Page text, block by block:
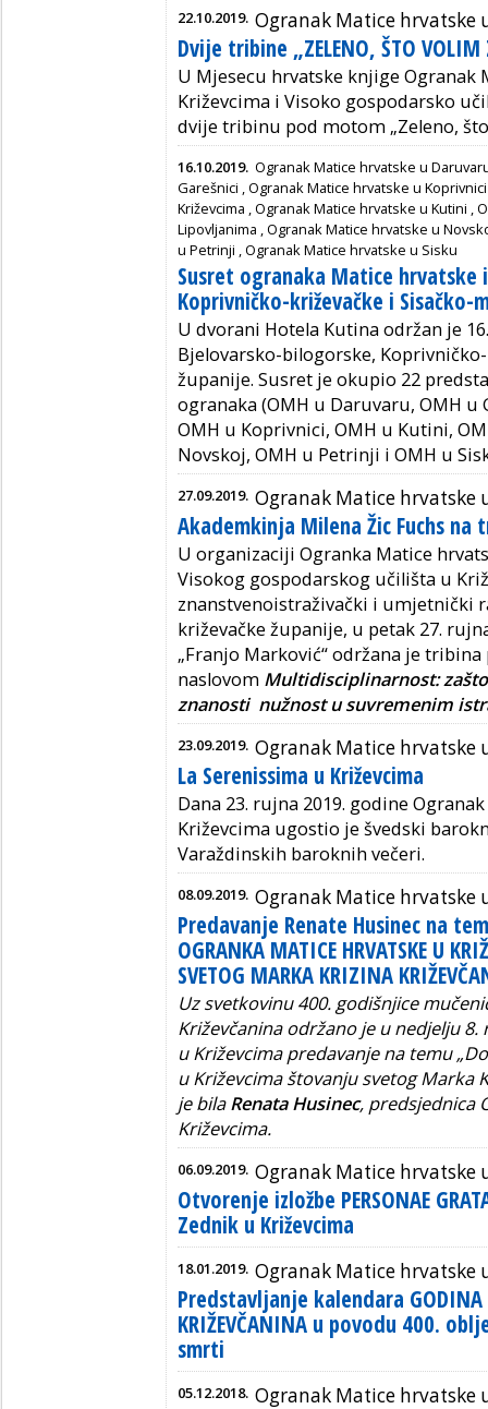
22.10.2019. Ogranak Matice hrvatske
Dvije tribine „ZELENO, ŠTO VOLIM
U Mjesecu hrvatske knjige Ogranak
Križevcima i Visoko gospodarsko
dvije tribinu pod motom „Zeleno,
16.10.2019. Ogranak Matice hrvatske u
Garešnici ,Ogranak Matice hrvatske u Koprivnici
Križevcima ,Ogranak Matice hrvatske u Kutini ,
Lipovljanima ,Ogranak Matice hrvatske u
u Petrinji ,Ogranak Matice hrvatske u Sisku
Susret ogranaka Matice
Koprivničko-križevačke i Sisačko-
U dvorani Hotela Kutina održan je
Bjelovarsko-bilogorske,
županije. Susret je okupio 22
ogranaka (OMH u Daruvaru, OMH u
OMH u Koprivnici, OMH u Kutini,
Novskoj, OMH u Petrinji i OMH u
27.09.2019. Ogranak Matice hrvatske
Akademkinja Milena Žic Fuchs na
U organizaciji Ogranka Matice
Visokog gospodarskog učilišta u
znanstvenoistraživački i umjetnički
križevačke županije, u petak 27.
„Franjo Marković“ održana je tribina
naslovom Multidisciplinarnost:
znanosti nužnost u suvremenim
23.09.2019. Ogranak Matice hrvatske
La Serenissima u Križevcima
Dana 23. rujna 2019. godine
Križevcima ugostio je švedski
Varaždinskih baroknih večeri.
08.09.2019. Ogranak Matice hrvatske
Predavanje Renate Husinec na
OGRANKA MATICE HRVATSKE U
SVETOG MARKA KRIZINA
Uz svetkovinu 400. godišnjice
Križevčanina održano je u nedjelju 8.
u Križevcima predavanje na temu
u Križevcima štovanju svetog Marka
je bilaRenata Husinec, predsjednica
Križevcima.
06.09.2019. Ogranak Matice hrvatske
Otvorenje izložbe PERSONAE
Zednik u Križevcima
18.01.2019. Ogranak Matice hrvatske
Predstavljanje kalendara GODINA
KRIŽEVČANINA u povodu 400.
smrti
05.12.2018. Ogranak Matice hrvatske